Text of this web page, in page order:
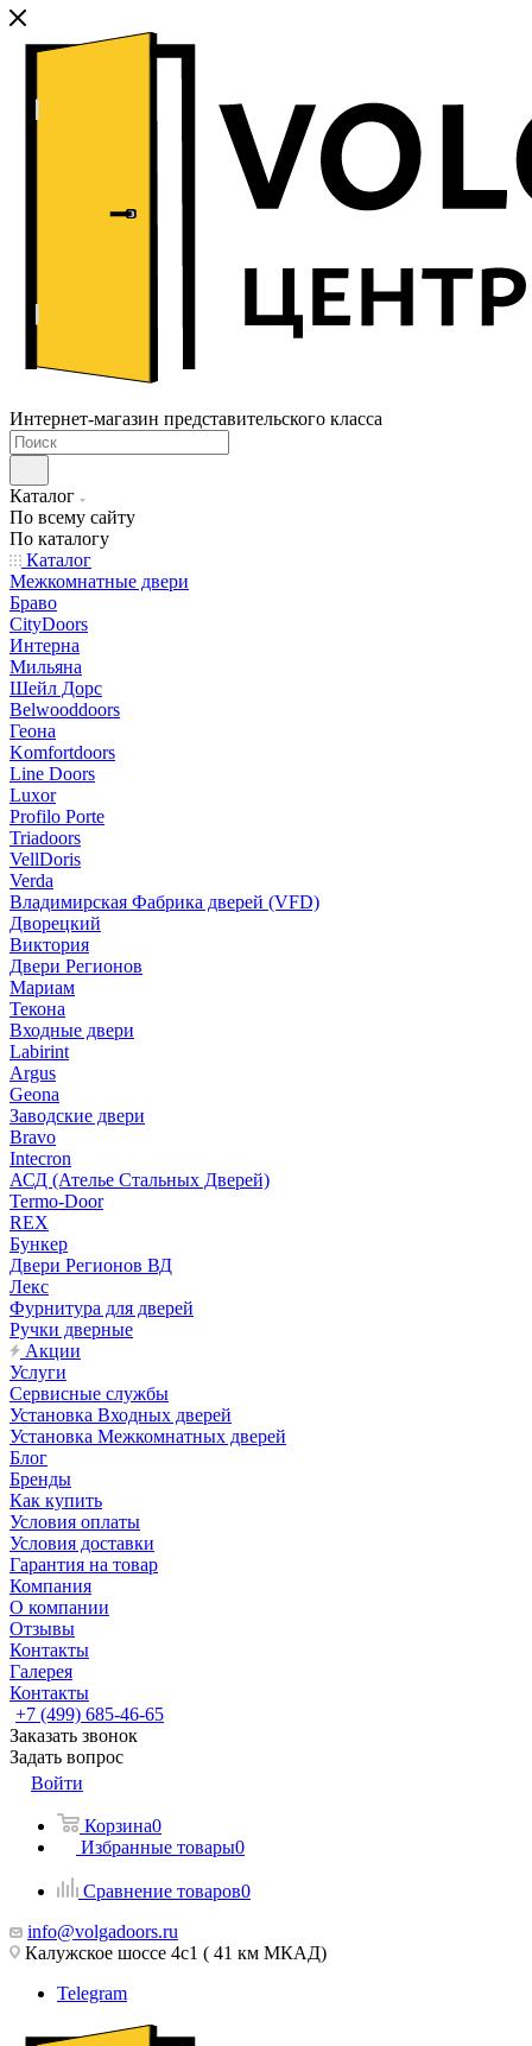
Интернет-магазин представительского класса
Каталог
По всему сайту
По каталогу
Каталог
Межкомнатные двери
Браво
CityDoors
Интерна
Мильяна
Шейл Дорс
Belwooddoors
Геона
Komfortdoors
Line Doors
Luxor
Profilo Porte
Triadoors
VellDoris
Verda
Владимирская Фабрика дверей (VFD)
Дворецкий
Виктория
Двери Регионов
Мариам
Текона
Входные двери
Labirint
Argus
Geona
Заводские двери
Bravo
Intecron
АСД (Ателье Стальных Дверей)
Termo-Door
REX
Бункер
Двери Регионов ВД
Лекс
Фурнитура для дверей
Ручки дверные
Акции
Услуги
Сервисные службы
Установка Входных дверей
Установка Межкомнатных дверей
Блог
Бренды
Как купить
Условия оплаты
Условия доставки
Гарантия на товар
Компания
О компании
Отзывы
Контакты
Галерея
Контакты
+7 (499) 685-46-65
Заказать звонок
Задать вопрос
Войти
Корзина0
Избранные товары0
Сравнение товаров0
info@volgadoors.ru
Калужское шоссе 4с1 ( 41 км МКАД)
Telegram